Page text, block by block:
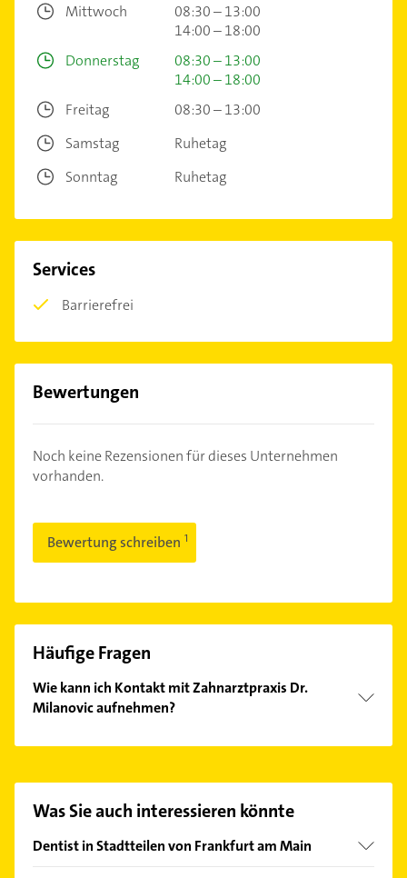
Mittwoch
08:30 – 13:00
14:00 – 18:00
Donnerstag
08:30 – 13:00
14:00 – 18:00
Freitag
08:30 – 13:00
Samstag
Ruhetag
Sonntag
Ruhetag
Services
Barrierefrei
Bewertungen
Noch keine Rezensionen für dieses Unternehmen
vorhanden.
Bewertung schreiben
Häufige Fragen
Wie kann ich Kontakt mit Zahnarztpraxis Dr.
Milanovic aufnehmen?
finden Sie alleKontaktdaten.
Was Sie auch interessieren könnte
Dentist in Stadtteilen von Frankfurt am Main